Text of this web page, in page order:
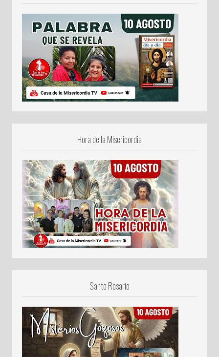
Hora de la Misericordia
Santo Rosario